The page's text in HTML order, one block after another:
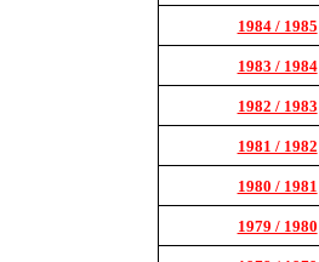
1984 / 1985
1983 / 1984
1982 / 1983
1981 / 1982
1980 / 1981
1979 / 1980